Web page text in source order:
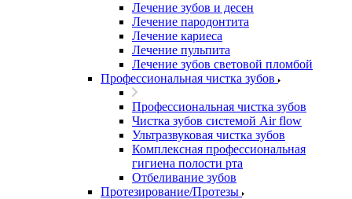
Лечение зубов и десен
Лечение пародонтита
Лечение кариеса
Лечение пульпита
Лечение зубов световой пломбой
Профессиональная чистка зубов
Профессиональная чистка зубов
Чистка зубов системой Air flow
Ультразвуковая чистка зубов
Комплексная профессиональная
гигиена полости рта
Отбеливание зубов
Протезирование/Протезы